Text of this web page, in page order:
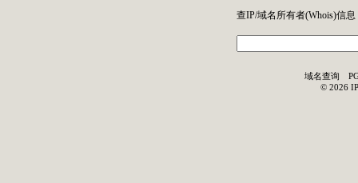
查IP/域名所有者(Whois)信息
域名查询
© 2026